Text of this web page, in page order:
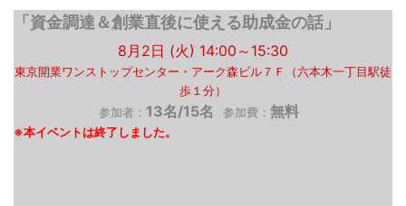
「資金調達＆創業直後に使える助成金の話」
8月2日 (火) 14:00～15:30
東京開業ワンストップセンター・アーク森ビル７Ｆ（六本木一丁目駅徒
歩１分）
参加者： 13名/15名 参加費： 無料